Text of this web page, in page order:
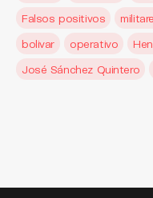
Falsos positivos
bolivar
operativo
José Sánchez Quintero